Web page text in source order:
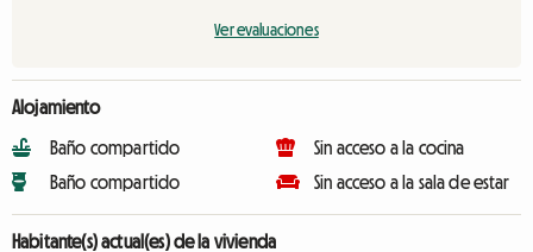
Ver evaluaciones
Alojamiento
Baño compartido
Baño compartido
Sin acceso a la cocina
Sin acceso a la sala de estar
Habitante(s) actual(es) de la vivienda